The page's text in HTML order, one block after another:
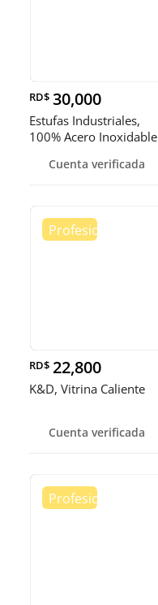
RD$ 30,000
Estufas Industriales,
100% Acero Inoxidable
Cuenta verificada
RD$ 22,800
K&D, Vitrina Caliente
Cuenta verificada